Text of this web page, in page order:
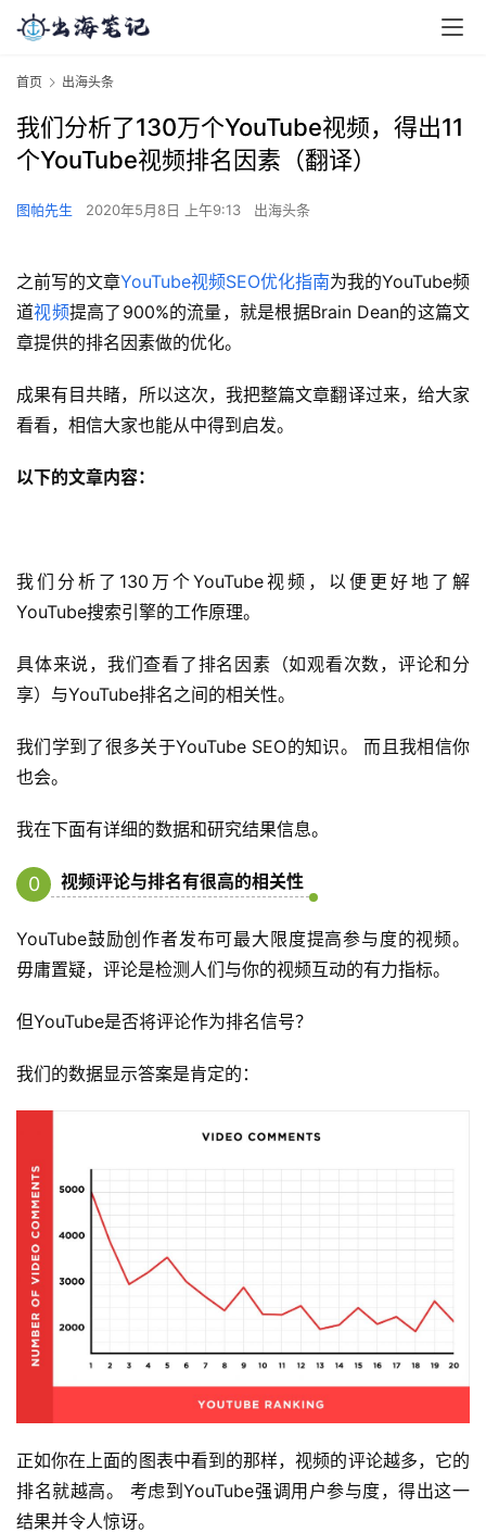
首页 出海头条
我们分析了130万个YouTube视频，得出11
个YouTube视频排名因素（翻译）
图帕先生 2020年5月8日 上午9:13 出海头条
之前写的文章YouTube视频SEO优化指南为我的YouTube频
道视频提高了900%的流量，就是根据Brain Dean的这篇文
章提供的排名因素做的优化。
成果有目共睹，所以这次，我把整篇文章翻译过来，给大家
看看，相信大家也能从中得到启发。
以下的文章内容：
我们分析了130万个YouTube视频，以便更好地了解
YouTube搜索引擎的工作原理。
具体来说，我们查看了排名因素（如观看次数，评论和分
享）与YouTube排名之间的相关性。
我们学到了很多关于YouTube SEO的知识。 而且我相信你
也会。
我在下面有详细的数据和研究结果信息。
0
视频评论与排名有很高的相关性
YouTube鼓励创作者发布可最大限度提高参与度的视频。
毋庸置疑，评论是检测人们与你的视频互动的有力指标。
但YouTube是否将评论作为排名信号？
我们的数据显示答案是肯定的：
正如你在上面的图表中看到的那样，视频的评论越多，它的
排名就越高。 考虑到YouTube强调用户参与度，得出这一
结果并令人惊讶。